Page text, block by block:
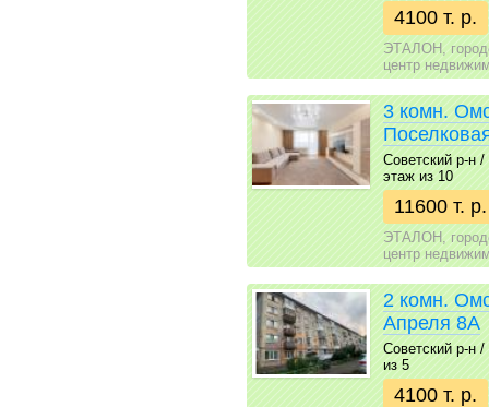
4100 т. р.
ЭТАЛОН,
центр
3 комн.
Советский р-н
этаж из 10
11600 т. р.
ЭТАЛОН,
центр
2 комн.
Апреля 8А
Советский р-н
из 5
4100 т. р.